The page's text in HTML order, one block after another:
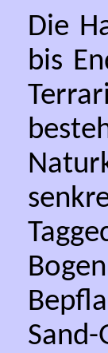
Die
bis